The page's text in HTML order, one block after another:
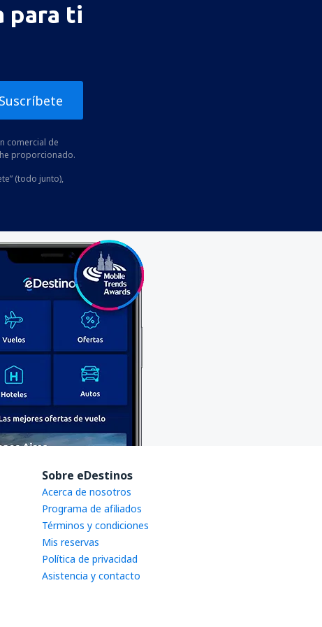
para ti
Suscríbete
comercial de
proporcionado.
(todo junto),
Sobre eDestinos
Acerca de nosotros
Programa de afiliados
Términos y condiciones
Mis reservas
Política de privacidad
Asistencia y contacto